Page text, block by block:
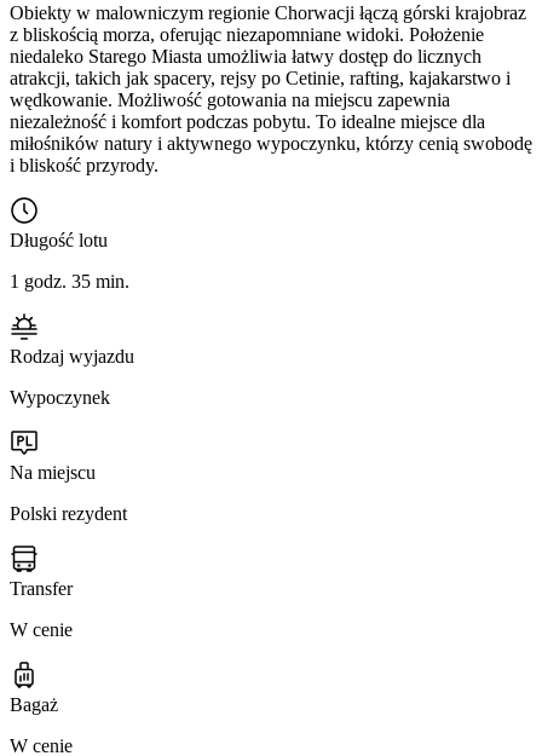
Obiekty w malowniczym regionie Chorwacji łączą górski krajobraz
z bliskością morza, oferując niezapomniane widoki. Położenie
niedaleko Starego Miasta umożliwia łatwy dostęp do licznych
atrakcji, takich jak spacery, rejsy po Cetinie, rafting, kajakarstwo i
wędkowanie. Możliwość gotowania na miejscu zapewnia
niezależność i komfort podczas pobytu. To idealne miejsce dla
miłośników natury i aktywnego wypoczynku, którzy cenią swobodę
i bliskość przyrody.
Długość lotu
1 godz. 35 min.
Rodzaj wyjazdu
Wypoczynek
Na miejscu
Polski rezydent
Transfer
W cenie
Bagaż
W cenie